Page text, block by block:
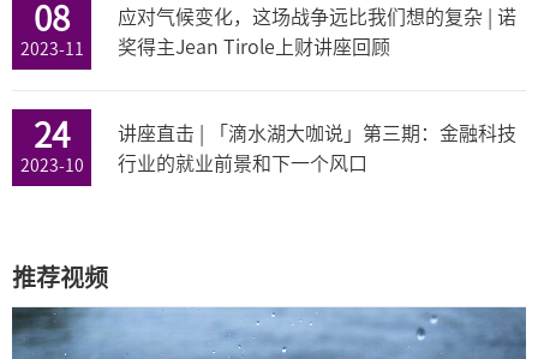
08
2023-11
应对气候变化，这场战争远比我们想的复杂 | 诺
奖得主Jean Tirole上财讲座回顾
24
2023-10
讲座直击 | 「滴水湖大咖说」第三期：金融科技
行业的就业前景和下一个风口
推荐视频